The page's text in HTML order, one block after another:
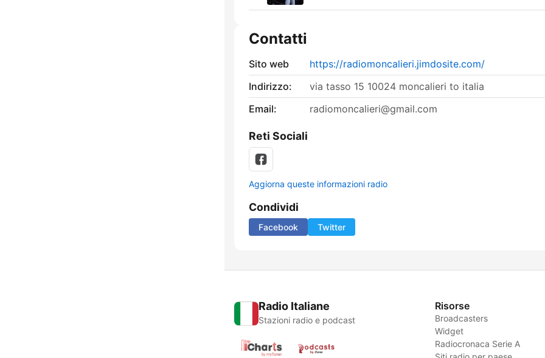
Contatti
Sito web
https://radiomoncalieri.jimdosite.com/
Indirizzo:
via tasso 15 10024 moncalieri to italia
Email:
radiomoncalieri@gmail.com
Reti Sociali
Aggiorna queste informazioni radio
Condividi
Facebook Twitter
Radio Italiane
Stazioni radio e podcast
Risorse
Broadcasters
Widget
Radiocronaca Serie A